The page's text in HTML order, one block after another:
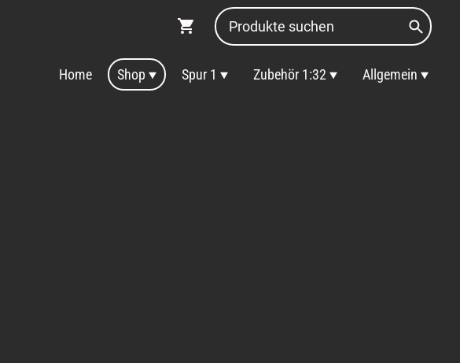
Home Shop Spur 1 Zubehör 1:32 Allgemein